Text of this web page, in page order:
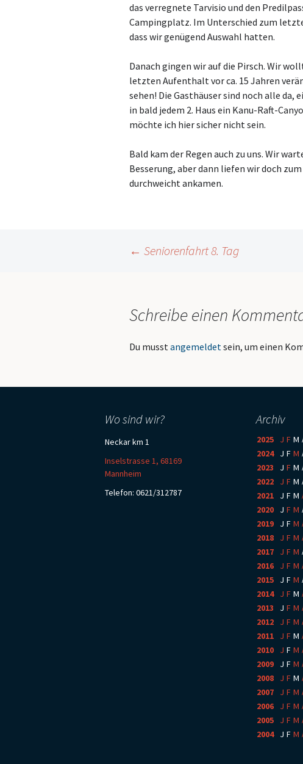
das verregnete Tarvisio und den
Campingplatz. Im Unterschied zum
dass wir genügend Auswahl hatten.
Danach gingen wir auf die Pirsch. Wir
letzten Aufenthalt vor ca. 15 Jahren
sehen! Die Gasthäuser sind noch alle da,
in bald jedem 2. Haus ein Kanu-Raft-
möchte ich hier sicher nicht sein.
Bald kam der Regen auch zu uns. Wir
Besserung, aber dann liefen wir doch
durchweicht ankamen.
← Seniorenfahrt 8. Tag
Schreibe einen
Du musstangemeldetsein, um einen
Wo sind wir?
Neckar km 1
Inselstrasse 1, 68169
Mannheim
Telefon: 0621/312787
Archiv
2025 J F M
2024: J F M
2023
J F M
2022
J F M
2021
J F M
2020
J F M
2019
J F M
2018
J F M
2017
J F M
2016
J F M
2015
J F M
2014: J F M
2013
J F M
2012
J F M
2011
J F M
2010
J F M
2009
J F M
2008
J F M
2007
J F M
2006
J F M
2005
J F M
2004: J F M